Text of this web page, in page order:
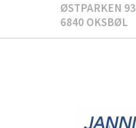
ØSTPARKEN 93
6840 OKSBØL